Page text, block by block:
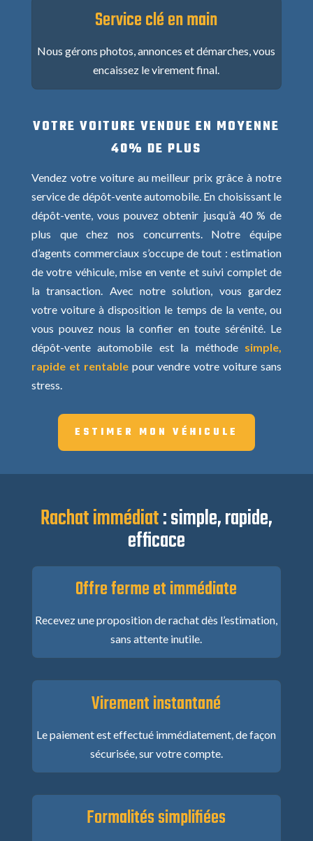
Service clé en main
Nous gérons photos, annonces et démarches, vous
encaissez le virement final.
VOTRE VOITURE VENDUE EN MOYENNE
40% DE PLUS
Vendez votre voiture au meilleur prix grâce à notre
service de dépôt-vente automobile. En choisissant le
dépôt-vente, vous pouvez obtenir jusqu’à 40 % de
plus que chez nos concurrents. Notre équipe
d’agents commerciaux s’occupe de tout : estimation
de votre véhicule, mise en vente et suivi complet de
la transaction. Avec notre solution, vous gardez
votre voiture à disposition le temps de la vente, ou
vous pouvez nous la confier en toute sérénité. Le
dépôt-vente automobile est la méthode simple,
rapide et rentablepour vendre votre voiture sans
stress.
ESTIMER MON VÉHICULE
Rachat immédiat: simple, rapide,
efficace
Offre ferme et immédiate
Recevez une proposition de rachat dès l’estimation,
sans attente inutile.
Virement instantané
Le paiement est effectué immédiatement, de façon
sécurisée, sur votre compte.
Formalités simplifiées